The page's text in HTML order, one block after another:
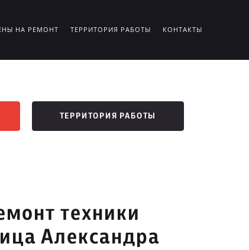
НА РЕМОНТ ТЕРРИТОРИЯ РАБОТЫ КОНТАКТЫ
ТЕРРИТОРИЯ РАБОТЫ
техники
Александра